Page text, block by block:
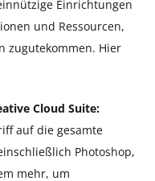
Einrichtungen
und Ressourcen,
zugutekommen. Hier
Cloud Suite:
auf die gesamte
Photoshop,
mehr, um